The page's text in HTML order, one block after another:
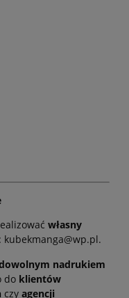
własny
nadrukiem
do klientów
czy agencji